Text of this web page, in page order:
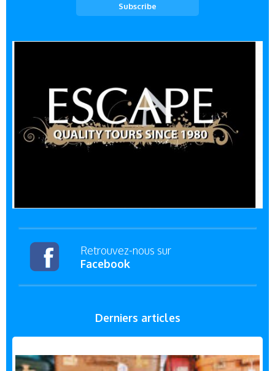
Retrouvez-nous sur
Facebook
Derniers articles